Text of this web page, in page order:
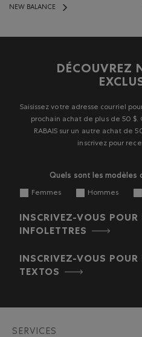
NEW BALANCE
DÉCOUVREZ
Saisissez votre adresse courriel
prochain achat de plus de 50
RABAIS sur un autre achat de
inscrivez pour
Quels sont les modèles
Femmes Hommes
INSCRIVEZ-VOUS POUR
INFOLETTRES
INSCRIVEZ-VOUS POUR
TEXTOS
SERVICES